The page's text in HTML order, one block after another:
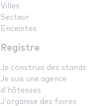
Villes
Secteur
Enceintes
Registre
Je construis des stands
Je suis une agence
d'hôtesses
J'organise des foires